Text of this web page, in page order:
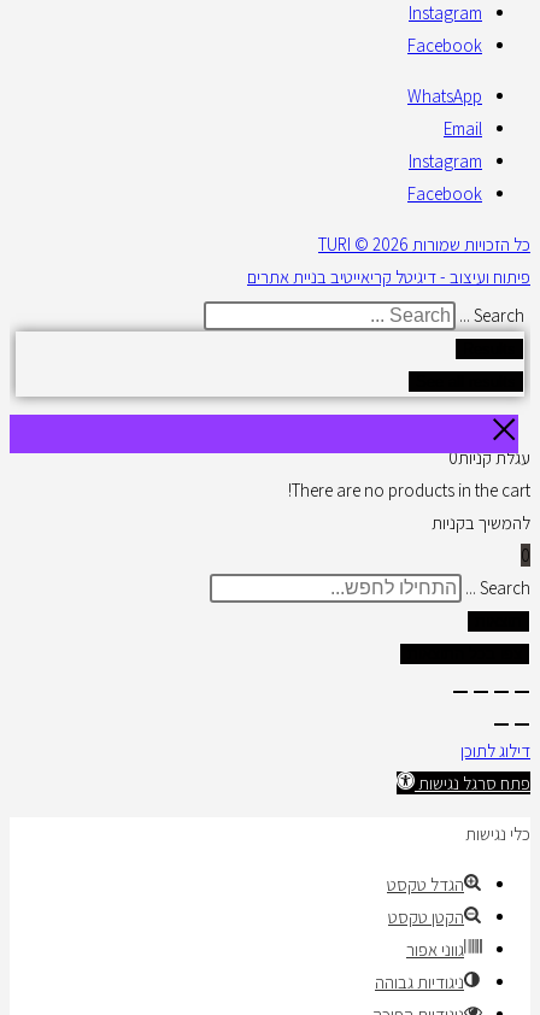
Instagram
Facebook
WhatsApp
Email
Instagram
Facebook
כל הזכויות שמורות 2026 © TURI
פיתוח ועיצוב - דיגיטל קריאייטיב בניית אתרים
Search ...
עגלת קניות0
There are no products in the cart!
להמשיך בקניות
0
Search ...
דילוג לתוכן
פתח סרגל נגישות
כלי נגישות
הגדל טקסט
הקטן טקסט
גווני אפור
ניגודיות גבוהה